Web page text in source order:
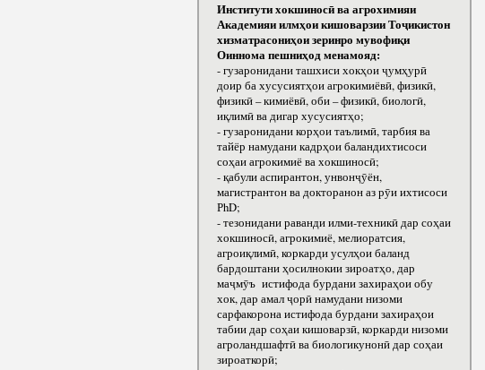
Институти хокшиносӣ ва агрохимияи
Академияи илмҳои кишоварзии Тоҷикистон
хизматрасониҳои зеринро мувофиқи
Оиннома пешниҳод менамояд:
- гузаронидани ташхиси хокҳои ҷумҳурӣ
доир ба хусусиятҳои агрокимиёвӣ, физикӣ,
физикӣ – кимиёвӣ, оби – физикӣ, биологӣ,
иқлимӣ ва дигар хусусиятҳо;
- гузаронидани корҳои таълимӣ, тарбия ва
тайёр намудани кадрҳои баландихтисоси
соҳаи агрокимиё ва хокшиносӣ;
- қабули аспирантон, унвонҷӯён,
магистрантон ва докторанон аз рӯи ихтисоси
РhD;
- тезонидани раванди илми-техникӣ дар соҳаи
хокшиносӣ, агрокимиё, мелиоратсия,
агроиқлимӣ, коркарди усулҳои баланд
бардоштани ҳосилнокии зироатҳо, дар
маҷмӯъ истифода бурдани захираҳои обу
хок, дар амал ҷорӣ намудани низоми
сарфакорона истифода бурдани захираҳои
табии дар соҳаи кишоварзӣ, коркарди низоми
агроландшафтӣ ва биологикунонӣ дар соҳаи
зироаткорӣ;